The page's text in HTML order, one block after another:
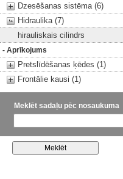
Dzesēšanas sistēma (6)
Hidraulika (7)
hirauliskais cilindrs
- Aprīkojums
Pretslīdēšanas ķēdes (1)
Frontālie kausi (1)
Meklēt sadaļu pēc nosaukuma